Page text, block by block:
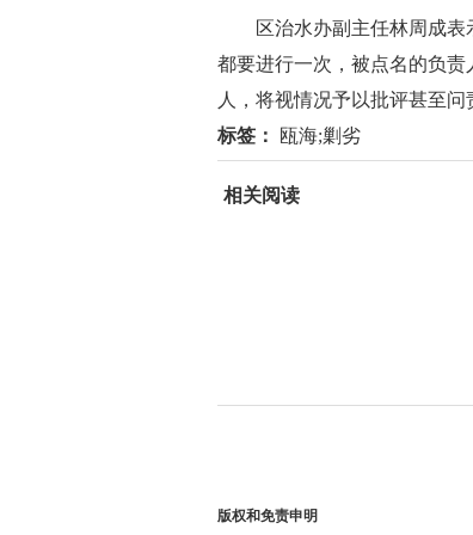
区治水办副主任林周成表
都要进行一次，被点名的负
人，将视情况予以批评甚至问
标签：
瓯海;剿劣
相关阅读
版权和免责申明